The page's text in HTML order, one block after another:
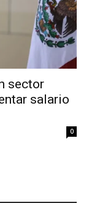
sector
salario
0